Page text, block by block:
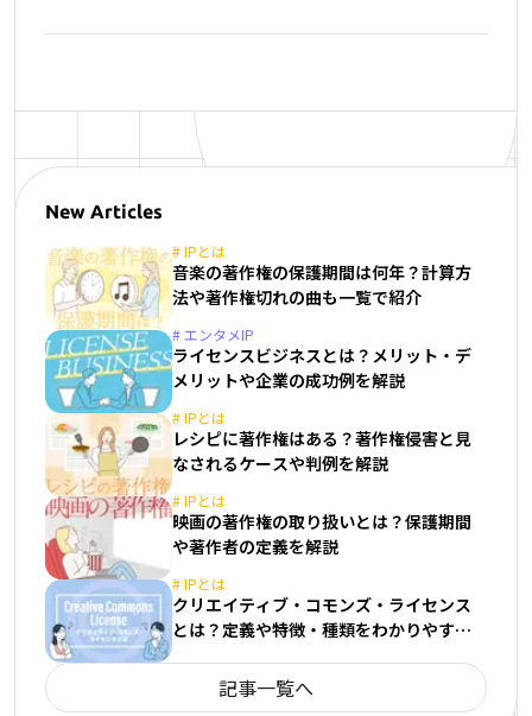
New Articles
#IPとは
音楽の著作権の保護期間は何年？計算方
法や著作権切れの曲も一覧で紹介
#エンタメIP
ライセンスビジネスとは？メリット・デ
メリットや企業の成功例を解説
#IPとは
レシピに著作権はある？著作権侵害と見
なされるケースや判例を解説
#IPとは
映画の著作権の取り扱いとは？保護期間
や著作者の定義を解説
#IPとは
クリエイティブ・コモンズ・ライセンス
とは？定義や特徴・種類をわかりやすく
記事一覧へ